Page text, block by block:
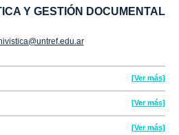
Y GESTIÓN DOCUMENTAL
[Ver más]
[Ver más]
[Ver más]